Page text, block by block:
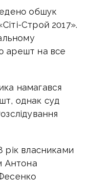
обшук
Строй 2017».
арешт на все
намагався
однак суд
власниками
Антона